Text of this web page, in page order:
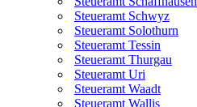
Steueramt Schwyz
Steueramt Solothurn
Steueramt Tessin
Steueramt Thurgau
Steueramt Uri
Steueramt Waadt
Steueramt Wallis